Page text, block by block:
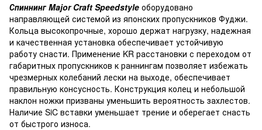
Спиннинг Major Craft Speedstyle оборудовано
направляющей системой из японских пропускников Фуджи.
Кольца высокопрочные, хорошо держат нагрузку, надежная
и качественная установка обеспечивает устойчивую
работу снасти. Применение KR расстановки с переходом от
габаритных пропускников к раннингам позволяет избежать
чрезмерных колебаний лески на выходе, обеспечивает
правильную консусность. Конструкция колец и небольшой
наклон ножки призваны уменьшить вероятность захлестов.
Наличие SiC вставки уменьшает трение и оберегает снасть
от быстрого износа.